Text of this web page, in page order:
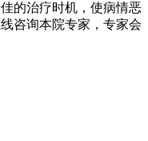
的治疗时机，使病情恶
咨询本院专家，专家会